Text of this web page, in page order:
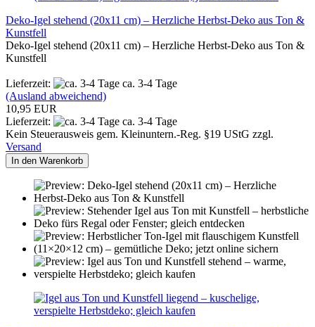
Deko-Igel stehend (20x11 cm) – Herzliche Herbst-Deko aus Ton &
Kunstfell
Deko-Igel stehend (20x11 cm) – Herzliche Herbst-Deko aus Ton &
Kunstfell
Lieferzeit:
ca. 3-4 Tage
(Ausland abweichend)
10,95 EUR
Lieferzeit:
ca. 3-4 Tage
Kein Steuerausweis gem. Kleinuntern.-Reg. §19 UStG zzgl.
Versand
In den Warenkorb